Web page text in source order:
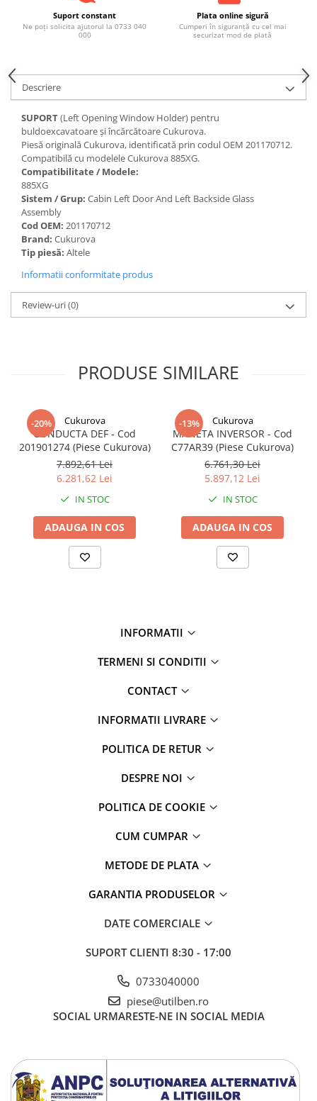
Suport constant
Ne poți solicita ajutorul la 0733 040
000
Plata online sigură
Cumperi în siguranță cu cel mai
securizat mod de plată
Descriere
SUPORT(Left Opening Window Holder) pentru
buldoexcavatoare și încărcătoare Cukurova.
Piesă originală Cukurova, identificată prin codul OEM 201170712.
Compatibilă cu modelele Cukurova 885XG.
Compatibilitate / Modele:
885XG
Sistem / Grup: Cabin Left Door And Left Backside Glass
Assembly
Cod OEM: 201170712
Brand: Cukurova
Tip piesă: Altele
Informatii conformitate produs
Review-uri(0)
PRODUSE SIMILARE
-20% Cukurova
CONDUCTA DEF - Cod
201901274 (Piese Cukurova)
7.892,61 Lei
6.281,62 Lei
IN STOC
ADAUGA IN COS
-13% Cukurova
MANETA INVERSOR - Cod
C77AR39 (Piese Cukurova)
6.761,30 Lei
5.897,12 Lei
IN STOC
ADAUGA IN COS
INFORMATII
TERMENI SI CONDITII
CONTACT
INFORMATII LIVRARE
POLITICA DE RETUR
DESPRE NOI
POLITICA DE COOKIE
CUM CUMPAR
METODE DE PLATA
GARANTIA PRODUSELOR
DATE COMERCIALE
SUPORT CLIENTI 8:30 - 17:00
0733040000
piese@utilben.ro
SOCIAL URMARESTE-NE IN SOCIAL MEDIA